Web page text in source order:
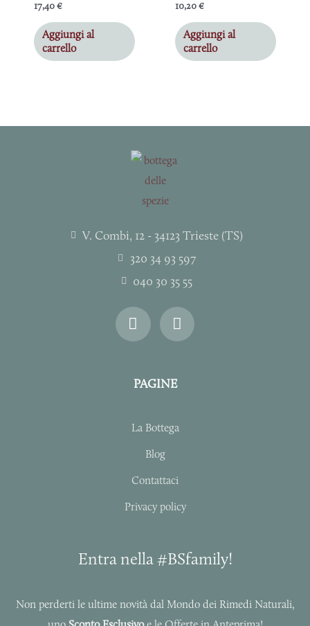
17,40€
Aggiungi al
carrello
10,20€
Aggiungi al
carrello
V. Combi, 12 - 34123 Trieste (TS)
320 34 93 597
040 30 35 55
I
n
s
a
g
a
F
a
c
b
o
k
PAGINE
La Bottega
Blog
Contattaci
Privacy policy
Entra nella #BSfamily!
Non perderti le ultime novità dal Mondo dei Rimedi Naturali,